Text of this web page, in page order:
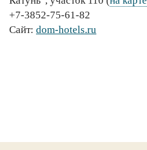
+7-3852-75-61-82
Сайт: dom-hotels.ru